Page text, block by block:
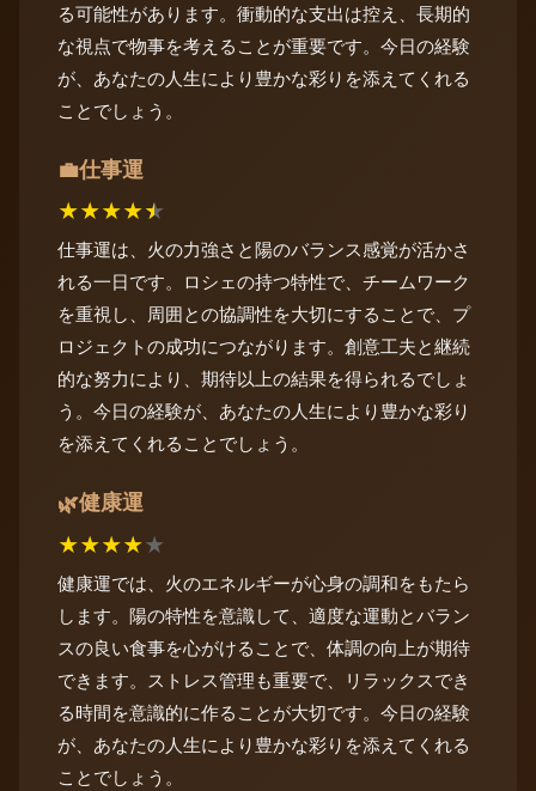
る可能性があります。衝動的な支出は控え、長期的
な視点で物事を考えることが重要です。今日の経験
が、あなたの人生により豊かな彩りを添えてくれる
ことでしょう。
💼仕事運
★★★★★
仕事運は、火の力強さと陽のバランス感覚が活かさ
れる一日です。ロシェの持つ特性で、チームワーク
を重視し、周囲との協調性を大切にすることで、プ
ロジェクトの成功につながります。創意工夫と継続
的な努力により、期待以上の結果を得られるでしょ
う。今日の経験が、あなたの人生により豊かな彩り
を添えてくれることでしょう。
🌿健康運
★★★★★
健康運では、火のエネルギーが心身の調和をもたら
します。陽の特性を意識して、適度な運動とバラン
スの良い食事を心がけることで、体調の向上が期待
できます。ストレス管理も重要で、リラックスでき
る時間を意識的に作ることが大切です。今日の経験
が、あなたの人生により豊かな彩りを添えてくれる
ことでしょう。